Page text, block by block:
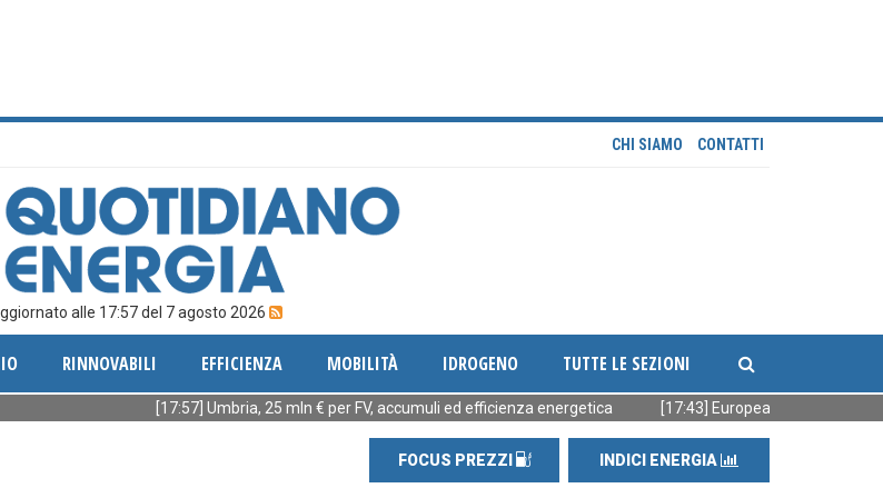
CHI SIAMO CONTATTI
alle 17:57 del 7 agosto 2026
RINNOVABILI EFFICIENZA MOBILITÀ IDROGENO TUTTE LE SEZIONI
[17:57] Umbria, 25 mln € per FV, accumuli ed efficienza energetica [17:43] European Energy vende 90 MW
FOCUS PREZZI INDICI ENERGIA